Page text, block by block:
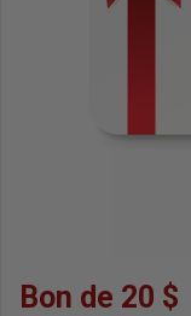
Bon de 20 $